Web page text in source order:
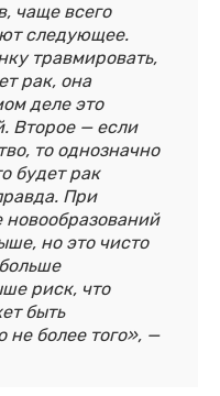
чаще всего
следующее.
травмировать,
рак, она
деле это
Второе — если
то однозначно
будет рак
При
новообразований
но это чисто
риск, что
быть
не более того», —